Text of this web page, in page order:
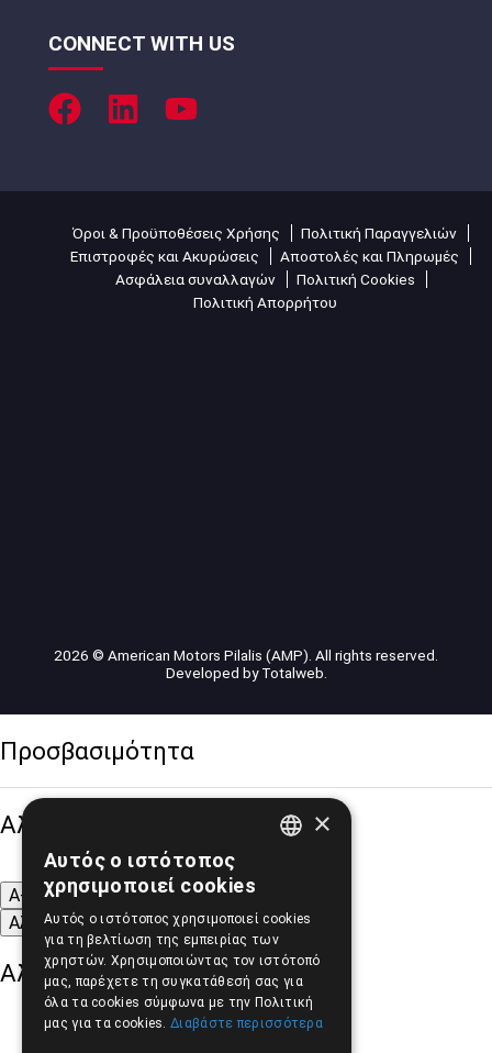
CONNECT WITH US
Όροι & Προϋποθέσεις Χρήσης
Πολιτική Παραγγελιών
Επιστροφές και Ακυρώσεις
Αποστολές και Πληρωμές
Ασφάλεια συναλλαγών
Πολιτική Cookies
Πολιτική Απορρήτου
2026 © American Motors Pilalis (AMP). All rights reserved.
Developed byTotalweb
Προσβασιμότητα
Αλλαγή Μεγέθους
A- A+
A
Αλλαγή Γραμματοσειράς
Αλλαγή Χρώματος
×
Αυτός ο ιστότοπος
χρησιμοποιεί cookies
Αυτός ο ιστότοπος χρησιμοποιεί cookies
για τη βελτίωση της εμπειρίας των
χρηστών. Χρησιμοποιώντας τον ιστότοπό
μας, παρέχετε τη συγκατάθεσή σας για
όλα τα cookies σύμφωνα με την Πολιτική
μας για τα cookies. Διαβάστε περισσότερα